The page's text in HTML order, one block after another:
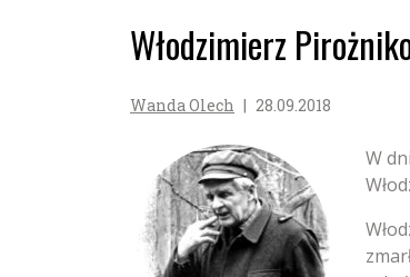
Włodzimierz
Wanda Olech | 28.09.2018
W